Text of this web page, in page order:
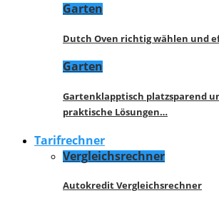
Garten
Dutch Oven richtig wählen und
Garten
Gartenklapptisch platzsparend
praktische Lösungen…
Tarifrechner
Vergleichsrechner
Autokredit Vergleichsrechner